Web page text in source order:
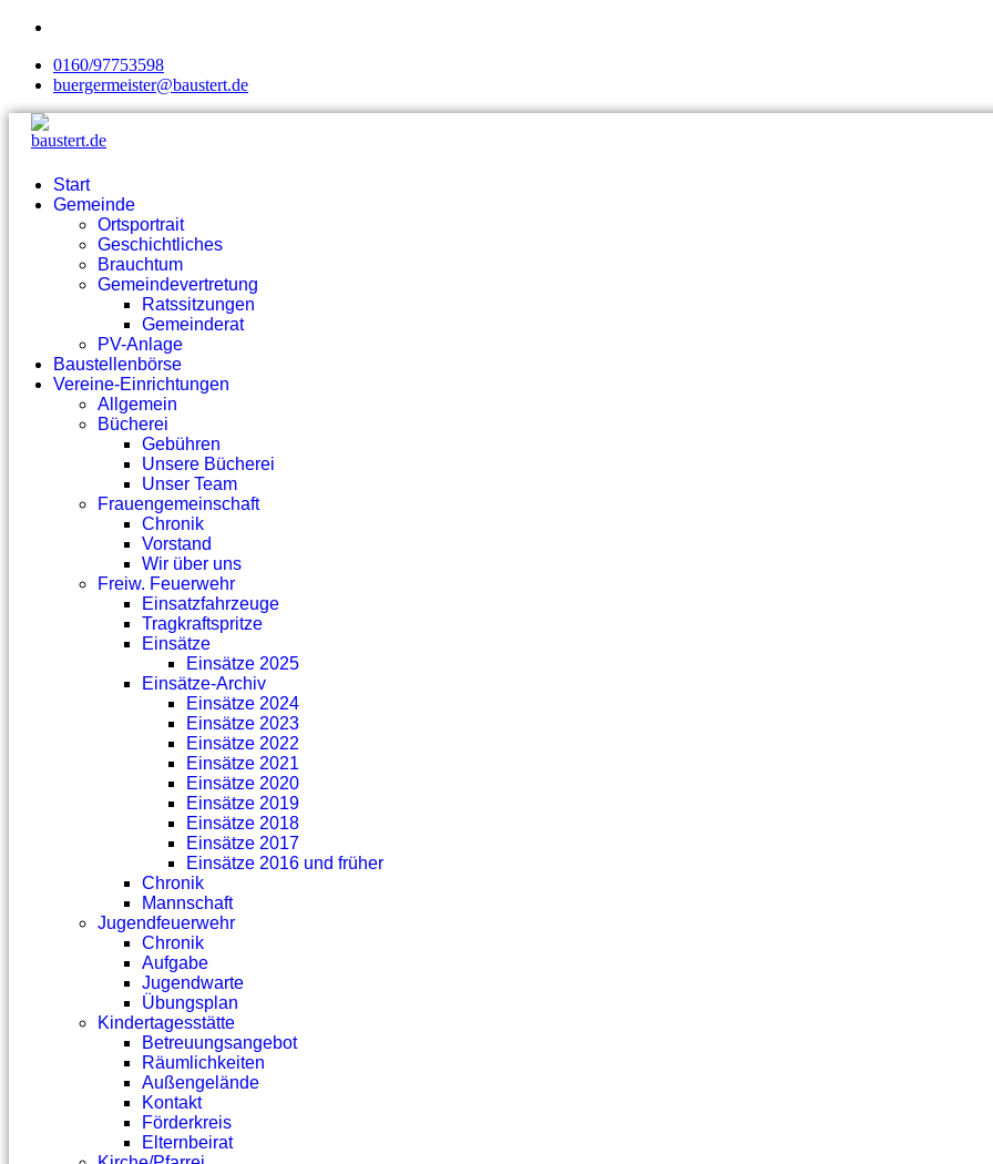
0160/97753598
buergermeister@baustert.de
Start
Gemeinde
Ortsportrait
Geschichtliches
Brauchtum
Gemeindevertretung
Ratssitzungen
Gemeinderat
PV-Anlage
Baustellenbörse
Vereine-Einrichtungen
Allgemein
Bücherei
Gebühren
Unsere Bücherei
Unser Team
Frauengemeinschaft
Chronik
Vorstand
Wir über uns
Freiw. Feuerwehr
Einsatzfahrzeuge
Tragkraftspritze
Einsätze
Einsätze 2025
Einsätze-Archiv
Einsätze 2024
Einsätze 2023
Einsätze 2022
Einsätze 2021
Einsätze 2020
Einsätze 2019
Einsätze 2018
Einsätze 2017
Einsätze 2016 und früher
Chronik
Mannschaft
Jugendfeuerwehr
Chronik
Aufgabe
Jugendwarte
Übungsplan
Kindertagesstätte
Betreuungsangebot
Räumlichkeiten
Außengelände
Kontakt
Förderkreis
Elternbeirat